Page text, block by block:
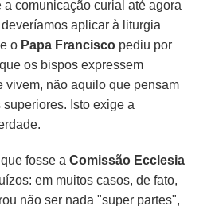
a comunicação curial até agora
aplicar à liturgia
o Papa Francisco pediu por
os bispos expressem
vivem, não aquilo que pensam
Isto exige a
fosse aComissão Ecclesia
em muitos casos, de fato,
não ser nada "super partes",